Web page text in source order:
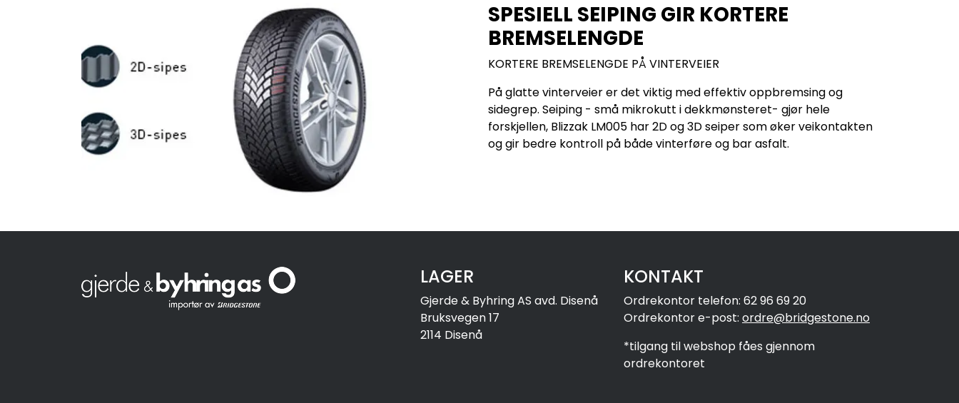
SPESIELL SEIPING GIR KORTERE
BREMSELENGDE
KORTERE BREMSELENGDE PÅ VINTERVEIER
På glatte vinterveier er det viktig med effektiv oppbremsing og
sidegrep. Seiping - små mikrokutt i dekkmønsteret- gjør hele
forskjellen, Blizzak LM005 har 2D og 3D seiper som øker veikontakten
og gir bedre kontroll på både vinterføre og bar asfalt.
LAGER
Gjerde & Byhring AS avd. Disenå
Bruksvegen 17
2114 Disenå
KONTAKT
Ordrekontor telefon: 62 96 69 20
Ordrekontor e-post: ordre@bridgestone.no
*tilgang til webshop fåes gjennom
ordrekontoret